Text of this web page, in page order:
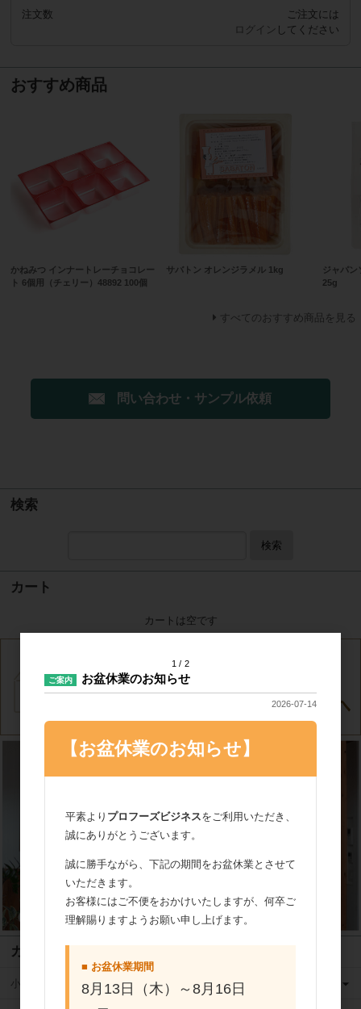
注文数
ご注文には
ログイン してください
おすすめ商品
かねみつ インナートレーチョコレー
ト 6個用（チェリー）48892 100個
サバトン オレンジラメル 1kg
ジャパン
25g
すべてのおすすめ商品を見る
問い合わせ・サンプル依頼
検索
検索
カート
カートは空です
カテゴリ
小麦粉
1 2
ご案内 お盆休業のお知らせ
2026-07-14
【お盆休業のお知らせ】
平素より プロフーズビジネスをご利用いただき、
誠にありがとうございます。
誠に勝手ながら、下記の期間をお盆休業とさせて
いただきます。
お客様にはご不便をおかけいたしますが、何卒ご
理解賜りますようお願い申し上げます。
■ お盆休業期間
8月13日（木）～8月16日